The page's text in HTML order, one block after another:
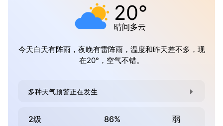
20°
晴间多云
今天白天有阵雨，夜晚有雷阵雨，温度和昨天差不多，现
在20°，空气不错。
多种天气预警正在发生
2级 86% 弱